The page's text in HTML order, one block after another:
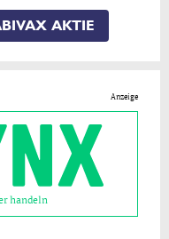
AKTIE
Anzeige
handeln